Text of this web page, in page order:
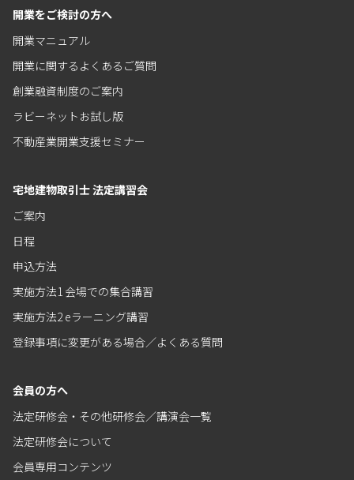
開業をご検討の方へ
開業マニュアル
開業に関するよくあるご質問
創業融資制度のご案内
ラビーネットお試し版
不動産業開業支援セミナー
宅地建物取引士 法定講習会
ご案内
日程
申込方法
実施方法1 会場での集合講習
実施方法2 eラーニング講習
登録事項に変更がある場合／よくある質問
会員の方へ
法定研修会・その他研修会／講演会一覧
法定研修会について
会員専用コンテンツ